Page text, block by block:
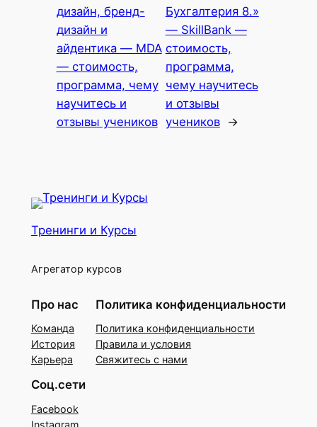
дизайн, бренд-
дизайн и
айдентика — MDA
— стоимость,
программа, чему
научитесь и
отзывы учеников
Бухгалтерия 8.»
— SkillBank —
стоимость,
программа,
чему научитесь
и отзывы
учеников
→
Тренинги и Курсы
Агрегатор курсов
Про нас
Команда
История
Карьера
Политика конфиденциальности
Политика конфиденциальности
Правила и условия
Свяжитесь с нами
Соц.сети
Facebook